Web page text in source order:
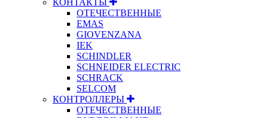
ОТЕЧЕСТВЕННЫЕ
EMAS
GIOVENZANA
IEK
SCHINDLER
SCHNEIDER ELECTRIC
SCHRACK
SELCOM
КОНТРОЛЛЕРЫ
ОТЕЧЕСТВЕННЫЕ